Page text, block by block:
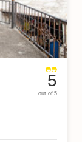
5
out of 5